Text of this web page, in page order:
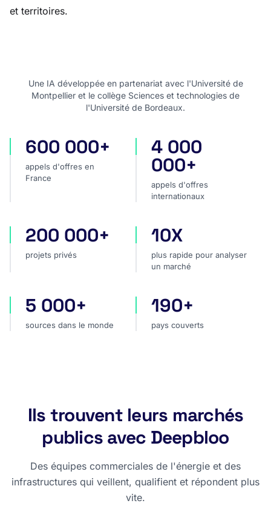
et territoires.
Une IA développée en partenariat avec l'Université de
Montpellier et le collège Sciences et technologies de
l'Université de Bordeaux.
appels d'offres en France
600 000+
appels d'offres en
France
appels d'offres
4 000
000+
appels d'offres
internationaux
projets privés
200 000+
projets privés
plus rapide pour analyser
10X
plus rapide pour analyser
un marché
sources dans le monde
5 000+
sources dans le monde
pays couverts
190+
pays couverts
Ils trouvent leurs marchés
publics avec Deepbloo
Des équipes commerciales de l'énergie et des
infrastructures qui veillent, qualifient et répondent plus
vite.